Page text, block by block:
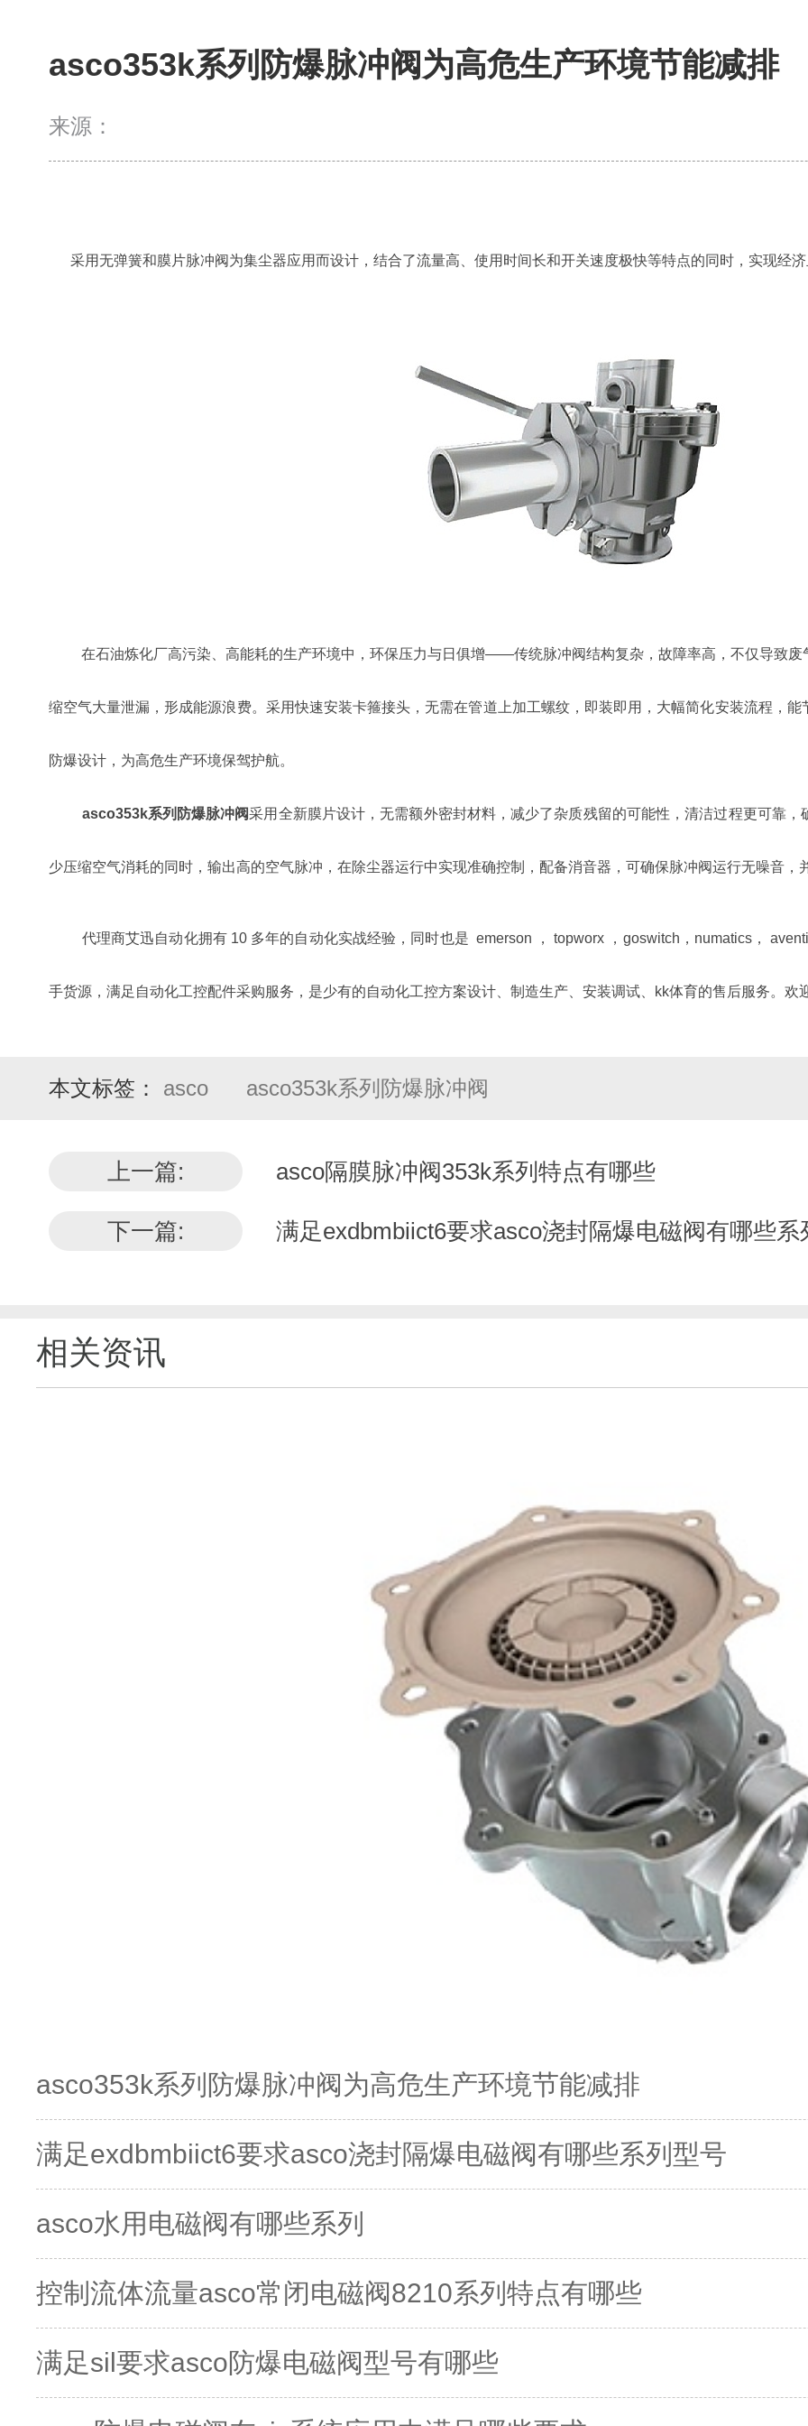
asco353k系列防爆脉冲阀为高危生产环境节能减排
来源：
采用无弹簧和膜片脉冲阀为集尘器应用而设计，结合了流量高、使用时间长和开关速度极快等特点的同时，实现经
在石油炼化厂高污染、高能耗的生产环境中，环保压力与日俱增——传统脉冲阀结构复杂，故障率高，不仅导致
缩空气大量泄漏，形成能源浪费。 采用快速安装卡箍接头，无需在管道上加工螺纹，即装即用，大幅简化安装流程，
防爆设计，为高危生产环境保驾护航。
asco353k系列防爆脉冲阀采用全新膜片设计，无需额外密封材料，减少了杂质残留的可能性，清洁过程更可靠
少压缩空气消耗的同时，输出高的空气脉冲，在除尘器运行中实现准确控制，配备消音器，可确保脉冲阀运行无噪音
代理商艾迅自动化拥有 10 多年的自动化实战经验，同时也是 emerson ， topworx ，goswitch，numatics，
手货源，满足自动化工控配件采购服务，是少有的自动化工控方案设计、制造生产、安装调试、kk体育的售后服务。
本文标签： asco asco353k系列防爆脉冲阀
上一篇: asco隔膜脉冲阀353k系列特点有哪些
下一篇: 满足exdbmbiict6要求asco浇封隔爆电磁阀有哪些系
相关资讯
asco353k系列防爆脉冲阀为高危生产环境节能减排
满足exdbmbiict6要求asco浇封隔爆电磁阀有哪些系列型号
asco水用电磁阀有哪些系列
控制流体流量asco常闭电磁阀8210系列特点有哪些
满足sil要求asco防爆电磁阀型号有哪些